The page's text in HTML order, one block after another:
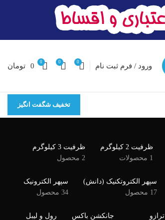
ورود / فرم ثبت نام 0
0
0
0 تومان
تخفیف شگفت انگیز
ظرفیت 2 کیلوگرم
1 محصولات
ظرفیت 3 کیلوگرم
2 محصول
سپهر الکتروتکنیک (دانش)
17 محصول
سپهر الکترونیک
34 محصول
ترازو
جانکشن باکس
رول و لیبل